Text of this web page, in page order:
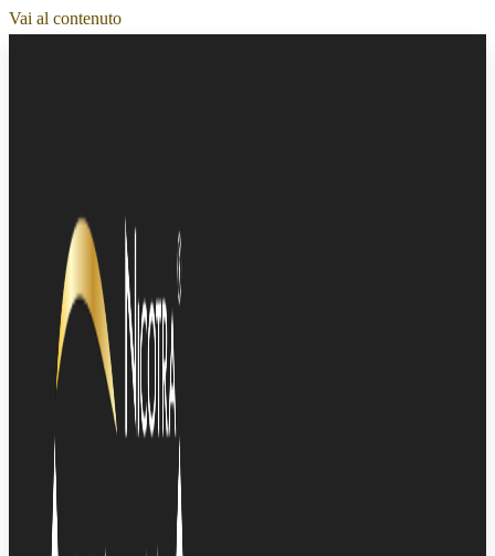
Vai al contenuto